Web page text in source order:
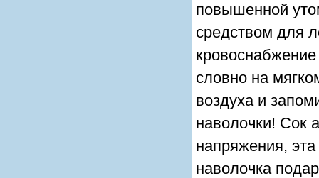
повышенной
средством для
словно на
воздуха и
наволочки! Cок
напряжения,
наволочка